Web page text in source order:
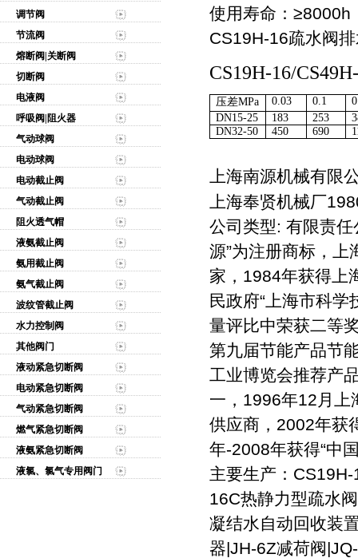
调节阀
节流阀
熔断阀|关断阀
切断阀
电液阀
呼吸阀|阻火器
气动球阀
电动球阀
电动截止阀
气动截止阀
阻火透气帽
液氨截止阀
氨用截止阀
氨气截止阀
波纹管截止阀
水力控制阀
其他阀门
液动紧急切断阀
电动紧急切断阀
气动紧急切断阀
燃气紧急切断阀
液氨紧急切断阀
液氯、氯气专用阀门
使用寿命：≥8000h
CS19H-16疏水阀
CS19H-
压差MPa 0.03 0.1
DN15-25
183 253
DN32-50
450 690
上海南源机械有限
上海奉贤机械厂
公司类型: 有限责
源”为注册商标，
家，1984年获得上
民政府“上海市科
量评比中荣获二等
第九届节能产品节
工业博览会推荐产
一，1996年12月上
供应商，2002年获
年-2008年获得“中
主要生产：
16C热静力型疏水
凝结水自动回收装
器|JH-6Z减荷阀